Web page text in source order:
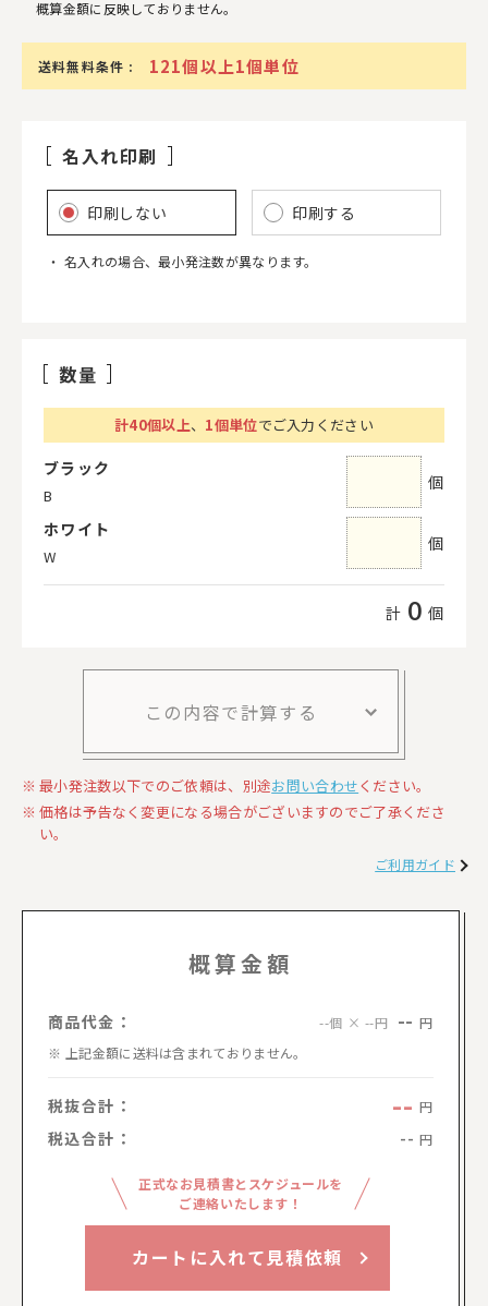
概算金額に反映しておりません。
送料無料条件 : 121個以上1個単位
名入れ印刷
印刷しない 印刷する
名入れの場合、最小発注数が異なります。
数量
計40個以上、 1個単位でご入力ください
ブラック
B
個
ホワイト
W
個
計 0 個
この内容で計算する
最小発注数以下でのご依頼は、別途お問い合わせください。
価格は予告なく変更になる場合がございますのでご了承くださ
い。
ご利用ガイド
概算金額
商品代金： --個 × --円 -- 円
上記金額に送料は含まれておりません。
税抜合計： -- 円
税込合計： -- 円
正式なお見積書とスケジュールを
ご連絡いたします！
カートに入れて見積依頼